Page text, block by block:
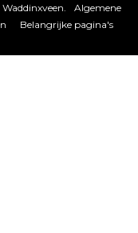
Algemene
Belangrijke pagina's